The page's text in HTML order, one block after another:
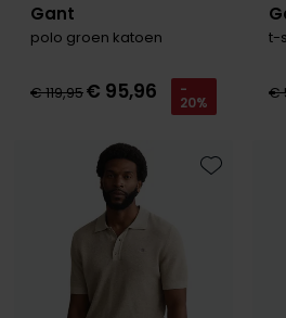
Gant
polo groen katoen
€ 119,95€ 95,96 -
20%
t-
€